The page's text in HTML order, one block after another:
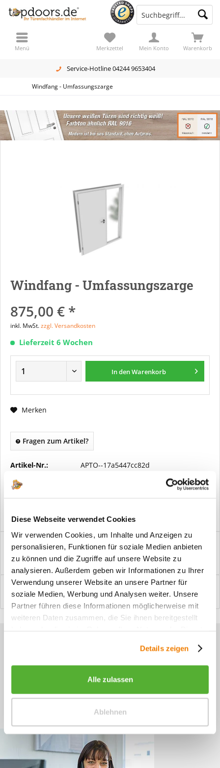
Diese Webseite verwendet Cookies
Wir verwenden Cookies, um Inhalte und Anzeigen zu
personalisieren, Funktionen für soziale Medien anbieten
zu können und die Zugriffe auf unsere Website zu
analysieren. Außerdem geben wir Informationen zu Ihrer
Verwendung unserer Website an unsere Partner für
soziale Medien, Werbung und Analysen weiter. Unsere
Partner führen diese Informationen möglicherweise mit
weiteren Daten zusammen, die Sie ihnen bereitgestellt
Details zeigen
Alle zulassen
Ablehnen
Service-Hotline 04244 9653404
Warenkorb
Merkzettel Mein Konto
Menü
Windfang - Umfassungszarge
Windfang - Umfassungszarge
875,00 € *
inkl. MwSt.zzgl. Versandkosten
Lieferzeit 6 Wochen
In denWarenkorb
Merken
Fragen zum Artikel?
Artikel-Nr.: APTO--17a5447cc82d
Vorteile
Windfangelemente online am Bildschirm konfigurieren und
einbaufertig bestellen. In wenigen...
Bewertungen
0
Bewertungen lesen, schreiben und diskutieren...mehr
Sie haben Fragen zu unseren
+49 (0)4244 965 34 04
Mo - Do, 09:00 - 16:00 Uhr
und Fr, 09:00 - 13:00 Uhr